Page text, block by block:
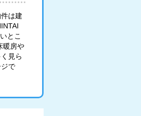
は建
とこ
暖房や
見ら
で